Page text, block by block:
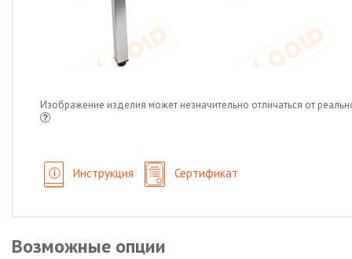
Изображение изделия может незначительно отличаться от
Инструкция Сертификат
Возможные опции